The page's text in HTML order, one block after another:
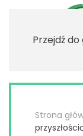
Przejdź
Strona